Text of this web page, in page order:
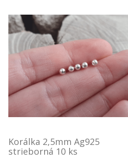
Korálka 2,5mm Ag925
strieborná 10 ks